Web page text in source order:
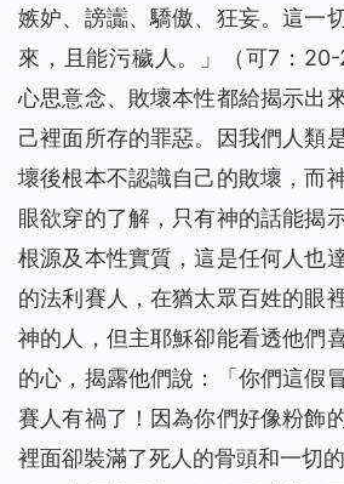
嫉妒、謗讟、驕傲、狂妄。這一
來，且能污穢人。
」（可7：
心思意念、敗壞本性都給揭示出
己裡面所存的罪惡。因我們人類
壞後根本不認識自己的敗壞，而
眼欲穿的了解，只有神的話能揭
根源及本性實質，這是任何人也
的法利賽人，在猶太眾百姓的眼
神的人，但主耶穌卻能看透他們
的心，揭露他們說：「 你們這假
賽人有禍了！因為你們好像粉飾
裡面卻裝滿了死人的骨頭和一切的